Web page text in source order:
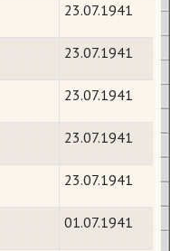
23.07.1941
23.07.1941
23.07.1941
23.07.1941
23.07.1941
01.07.1941